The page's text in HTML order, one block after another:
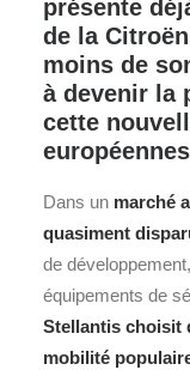
présente
de la
moins de
à devenir la
cette
Dans un marché
quasiment
de
équipements de
Stellantis choisit
mobilité